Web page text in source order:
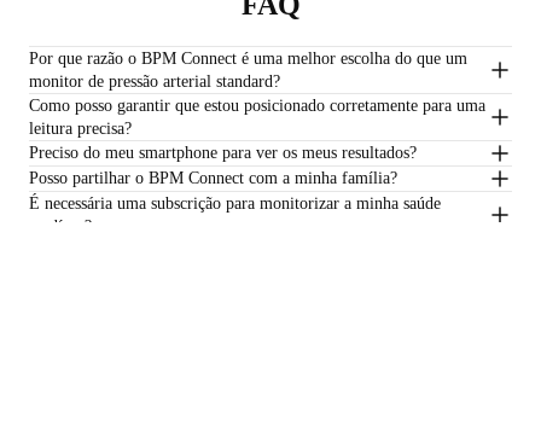
Por que razão o BPM Connect é uma melhor escolha do que um
monitor de pressão arterial standard?
Como posso garantir que estou posicionado corretamente para uma
leitura precisa?
Preciso do meu smartphone para ver os meus resultados?
Posso partilhar o BPM Connect com a minha família?
É necessária uma subscrição para monitorizar a minha saúde
cardíaca?